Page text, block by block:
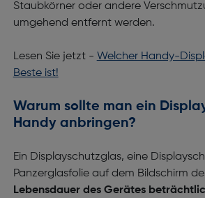
Staubkörner oder andere
umgehend entfernt werden.
Lesen Sie jetzt - Welcher Handy-
Beste ist!
Warum sollte man ein
Handy anbringen?
Ein Displayschutzglas, eine
Panzerglasfolie auf dem Bildschirm
Lebensdauer des Gerätes